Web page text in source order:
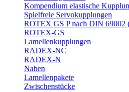
Kompendium elastische
Spielfreie Servokupplungen
ROTEX GS P nach DIN 69002
ROTEX-GS
Lamellenkupplungen
RADEX-NC
RADEX-N
Naben
Lamellenpakete
Zwischenstücke